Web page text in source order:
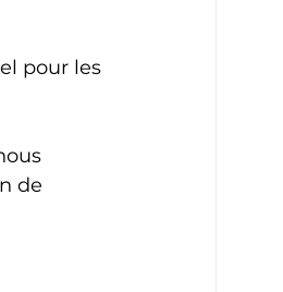
pour les
de